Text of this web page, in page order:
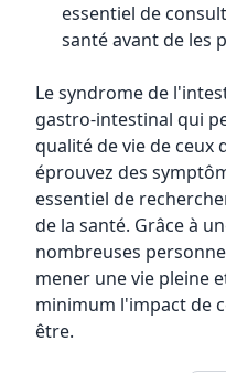
essentiel de
santé avant de les
Le syndrome de
gastro-intestinal qui
qualité de vie de ceux
éprouvez des
essentiel de
de la santé. Grâce à
nombreuses
mener une vie pleine
minimum l'impact de
être.